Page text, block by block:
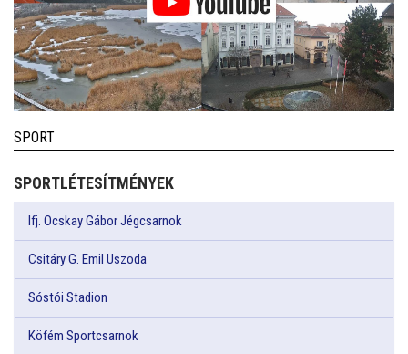
SPORT
SPORTLÉTESÍTMÉNYEK
Ifj. Ocskay Gábor Jégcsarnok
Csitáry G. Emil Uszoda
Sóstói Stadion
Köfém Sportcsarnok